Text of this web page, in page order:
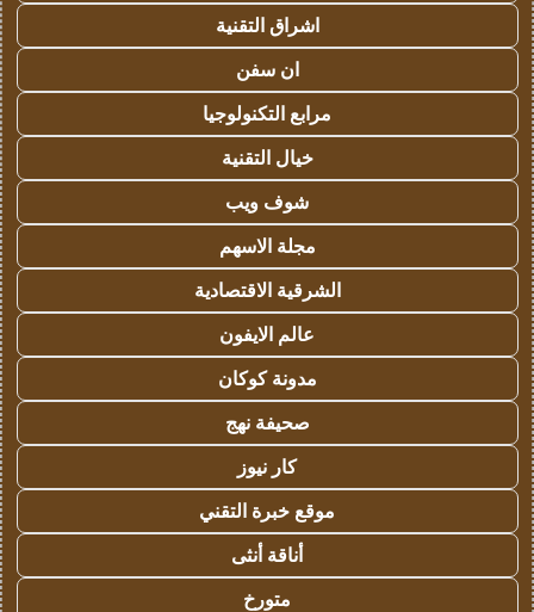
اشراق التقنية
ان سفن
مرابع التكنولوجيا
خيال التقنية
شوف ويب
مجلة الاسهم
الشرقية الاقتصادية
عالم الايفون
مدونة كوكان
صحيفة نهج
كار نيوز
موقع خبرة التقني
أناقة أنثى
متورخ